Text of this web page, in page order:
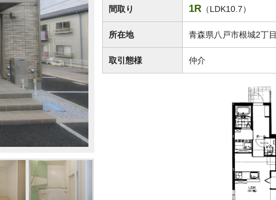
間取り 1R （LDK10.7）
所在地 青森県八戸市根城2丁目
取引態様 仲介